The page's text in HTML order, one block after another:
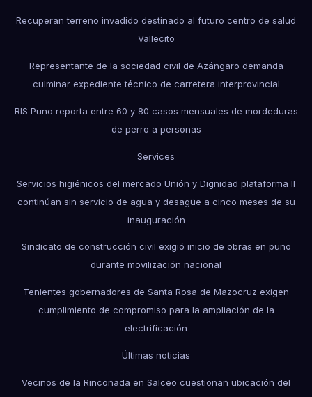
Recuperan terreno invadido destinado al futuro centro de salud
Vallecito
Representante de la sociedad civil de Azángaro demanda
culminar expediente técnico de carretera interprovincial
RIS Puno reporta entre 60 y 80 casos mensuales de mordeduras
de perro a personas
Services
Servicios higiénicos del mercado Unión y Dignidad plataforma II
continúan sin servicio de agua y desagüe a cinco meses de su
inauguración
Sindicato de construcción civil exigió inicio de obras en puno
durante movilización nacional
Tenientes gobernadores de Santa Rosa de Mazocruz exigen
cumplimiento de compromiso para la ampliación de la
electrificación
Últimas noticias
Vecinos de la Rinconada en Salceo cuestionan ubicación del